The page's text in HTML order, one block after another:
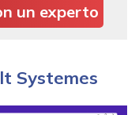
un experto
Systemes